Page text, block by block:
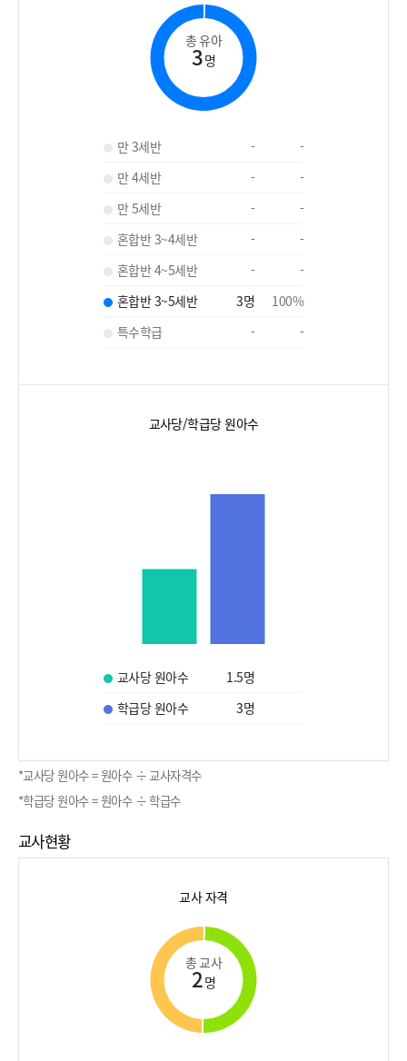
총 유아
3명
만 3세반 -
-
만 4세반
-
-
만 5세반
-
-
혼합반 3~4세반
-
-
혼합반 4~5세반
-
-
혼합반 3~5세반
3명 100%
특수학급
- -
교사당/학급당 원아수
교사당 원아수 1.5명
학급당 원아수
3명
*교사당 원아수 = 원아수 ÷ 교사자격수
*학급당 원아수 = 원아수 ÷ 학급수
교사현황
교사 자격
총 교사
2명